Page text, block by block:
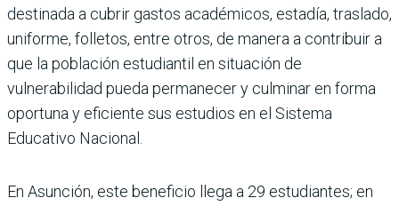
destinada a cubrir gastos académicos, estadía, traslado,
uniforme, folletos, entre otros, de manera a contribuir a
que la población estudiantil en situación de
vulnerabilidad pueda permanecer y culminar en forma
oportuna y eficiente sus estudios en el Sistema
Educativo Nacional.
En Asunción, este beneficio llega a 29 estudiantes; en